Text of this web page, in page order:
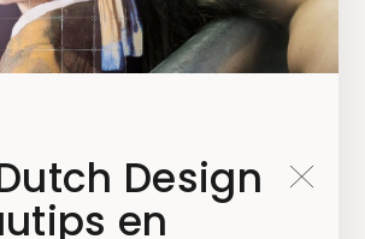
Design
en
achterwege en
even naar de televisie
je leven.
bezig te houden hebben